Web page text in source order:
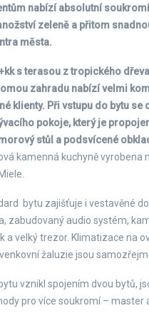
nabízí absolutní
zeleně a přitom
města.
s terasou z tropického
zahradu nabízí velmi
klienty. Při vstupu do bytu se
pokoje, který je
stůl a podsvícené
kamenná kuchyně vyrobena
bytu zajišťuje i vestavěné
zabudovaný audio systém,
a velký trezor. Klimatizace na
žaluzie jsou
vznikl spojením dvou bytů,
pro více soukromí – master